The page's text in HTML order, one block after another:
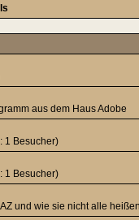
aus dem Haus Adobe
1 Besucher)
1 Besucher)
und wie sie nicht alle